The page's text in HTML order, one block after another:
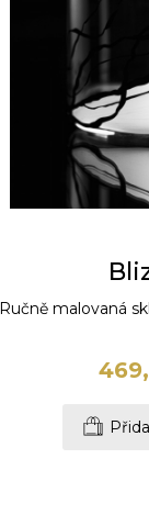
Ručně malovaná